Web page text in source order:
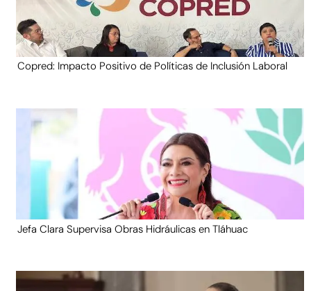
Copred: Impacto Positivo de Políticas de Inclusión Laboral
Jefa Clara Supervisa Obras Hidráulicas en Tláhuac